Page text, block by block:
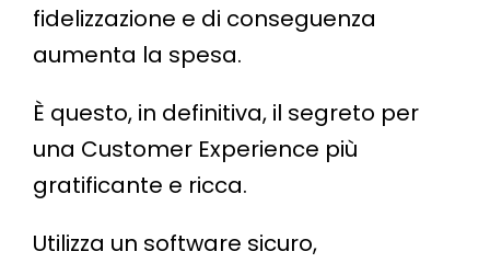
fidelizzazione e di conseguenza
aumenta la spesa.
È questo, in definitiva, il segreto per
una Customer Experience più
gratificante e ricca.
Utilizza un software sicuro,